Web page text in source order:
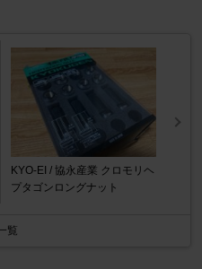
KYO-EI / 協永産業 クロモリヘ
プタゴンロングナット
覧